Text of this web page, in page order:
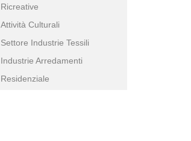
Ricreative
Attività Culturali
Settore Industrie Tessili
Industrie Arredamenti
Residenziale